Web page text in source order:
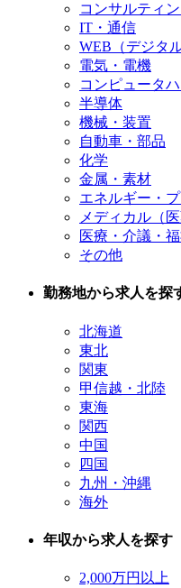
コンサルティ
IT・通信
WEB（デジタ
電気・電機
コンピュータ
半導体
機械・装置
自動車・部品
化学
金属・素材
エネルギー・
メディカル（
医療・介議・
その他
勤務地から求人を探
北海道
東北
関東
甲信越・北陸
東海
関西
中国
四国
九州・沖縄
海外
年収から求人を探す
2,000万円以上